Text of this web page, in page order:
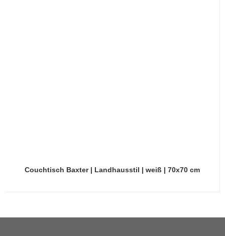
Couchtisch Baxter | Landhausstil | weiß | 70x70 cm